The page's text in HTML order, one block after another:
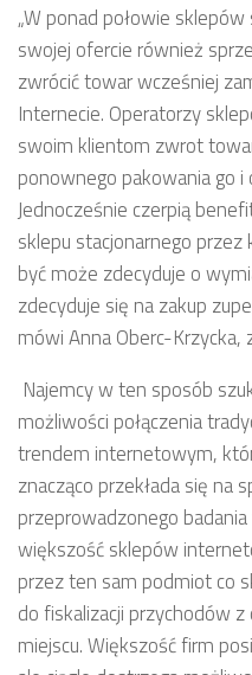
„W ponad połowie
swojej ofercie również
zwrócić towar wcześniej
Internecie. Operatorzy
swoim klientom zwrot
ponownego pakowania go i
Jednocześnie czerpią
sklepu stacjonarnego
być może zdecyduje o
zdecyduje się na zakup
mówi Anna Oberc-Krzycka,
Najemcy w ten sposób
możliwości połączenia
trendem internetowym,
znacząco przekłada się na
przeprowadzonego
większość sklepów
przez ten sam podmiot co
do fiskalizacji przychodów
miejscu. Większość firm